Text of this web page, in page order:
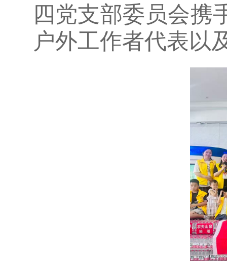
四党支部委员会携
户外工作者代表以